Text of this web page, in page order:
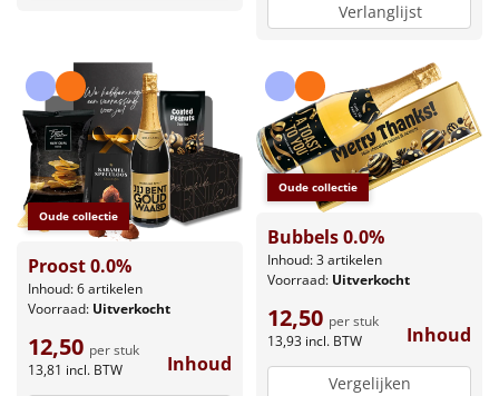
Verlanglijst
Oude collectie
Proost 0.0%
Inhoud: 6 artikelen
Voorraad: Uitverkocht
12,50 per stuk
13,81 incl. BTW Inhoud
Oude collectie
Bubbels 0.0%
Inhoud: 3 artikelen
Voorraad: Uitverkocht
12,50 per stuk
13,93 incl. BTW Inhoud
Vergelijken